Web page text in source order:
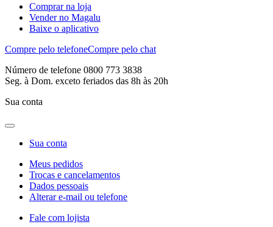
Comprar na loja
Vender no Magalu
Baixe o aplicativo
Compre pelo telefoneCompre pelo chat
Número de telefone 0800 773 3838
Seg. à Dom. exceto feriados das 8h às 20h
Sua conta
Sua conta
Meus pedidos
Trocas e cancelamentos
Dados pessoais
Alterar e-mail ou telefone
Fale com lojista